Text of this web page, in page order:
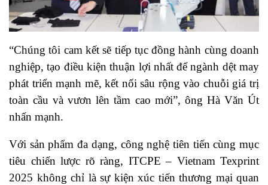
“Chúng tôi cam kết sẽ tiếp tục đồng hành cùng doanh
nghiệp, tạo điều kiện thuận lợi nhất để ngành dệt may
phát triển mạnh mẽ, kết nối sâu rộng vào chuỗi giá trị
toàn cầu và vươn lên tầm cao mới”, ông Hà Văn Út
nhấn mạnh.
Với sản phẩm đa dạng, công nghệ tiên tiến cùng mục
tiêu chiến lược rõ ràng, ITCPE – Vietnam Texprint
2025 không chỉ là sự kiện xúc tiến thương mại quan